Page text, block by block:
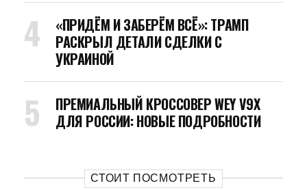
«ПРИДЁМ И ЗАБЕРЁМ ВСЁ»: ТРАМП
РАСКРЫЛ ДЕТАЛИ СДЕЛКИ С
УКРАИНОЙ
ПРЕМИАЛЬНЫЙ КРОССОВЕР WEY V9X
ДЛЯ РОССИИ: НОВЫЕ ПОДРОБНОСТИ
СТОИТ ПОСМОТРЕТЬ